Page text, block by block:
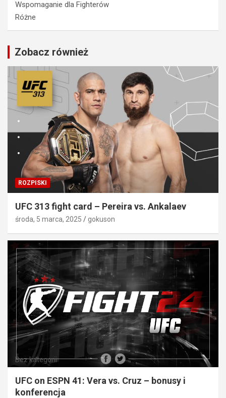
Wspomaganie dla Fighterów
Różne
Zobacz również
ROZPISKI
UFC 313 fight card – Pereira vs. Ankalaev
środa, 5 marca, 2025 gokuson
Bez kategorii
UFC on ESPN 41: Vera vs. Cruz – bonusy i
konferencja